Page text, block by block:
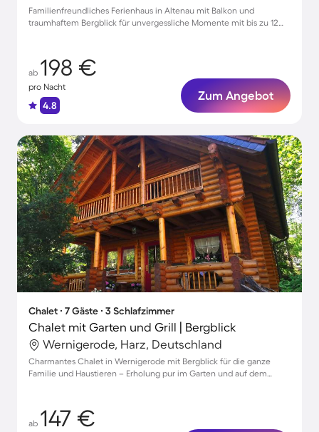
Familienfreundliches Ferienhaus in Altenau mit Balkon und
traumhaftem Bergblick für unvergessliche Momente mit bis zu 12
ab 198 €
pro Nacht
4.8
Zum Angebot
Chalet ∙ 7 Gäste ∙ 3 Schlafzimmer
Chalet mit Garten und Grill | Bergblick
Wernigerode, Harz, Deutschland
Charmantes Chalet in Wernigerode mit Bergblick für die ganze
Familie und Haustieren – Erholung pur im Garten und auf dem
ab 147 €